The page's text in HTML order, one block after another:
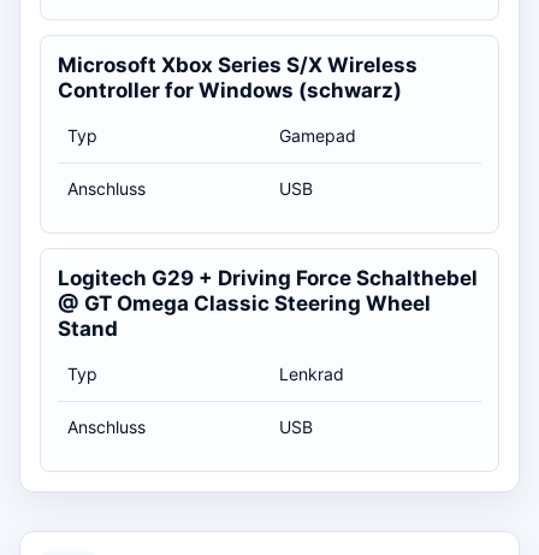
Microsoft Xbox Series S/X Wireless
Controller for Windows (schwarz)
Typ Gamepad
Anschluss USB
Logitech G29 + Driving Force Schalthebel
@ GT Omega Classic Steering Wheel
Stand
Typ Lenkrad
Anschluss USB